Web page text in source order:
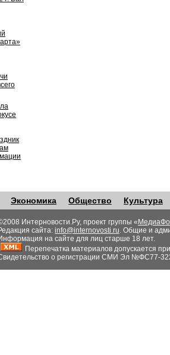
Экономика Общество Культура
Интерновости.Ру, проект группы «
сайта: info@internovosti.ru. Общие и
на сайте для лиц старше 18 лет.
Перепечатка материалов допускается
о регистрации СМИ Эл №ФС77-